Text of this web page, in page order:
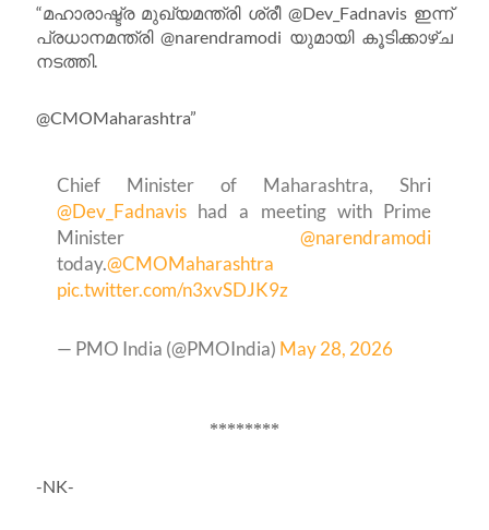
“മഹാരാഷ്ട്ര മുഖ്യമന്ത്രി ശ്രീ @Dev_Fadnavis ഇന്ന്
പ്രധാനമന്ത്രി @narendramodi യുമായി കൂടിക്കാഴ്ച
നടത്തി.
@CMOMaharashtra”
Chief Minister of Maharashtra, Shri
@Dev_Fadnavishad a meeting with Prime
Minister@narendramodi
today.@CMOMaharashtra
pic.twitter.com/n3xvSDJK9z
— PMO India (@PMOIndia) May 28, 2026
********
-NK-